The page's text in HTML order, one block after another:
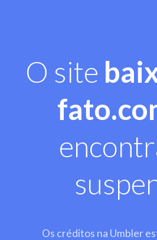
O site
Os créditos na Umbler